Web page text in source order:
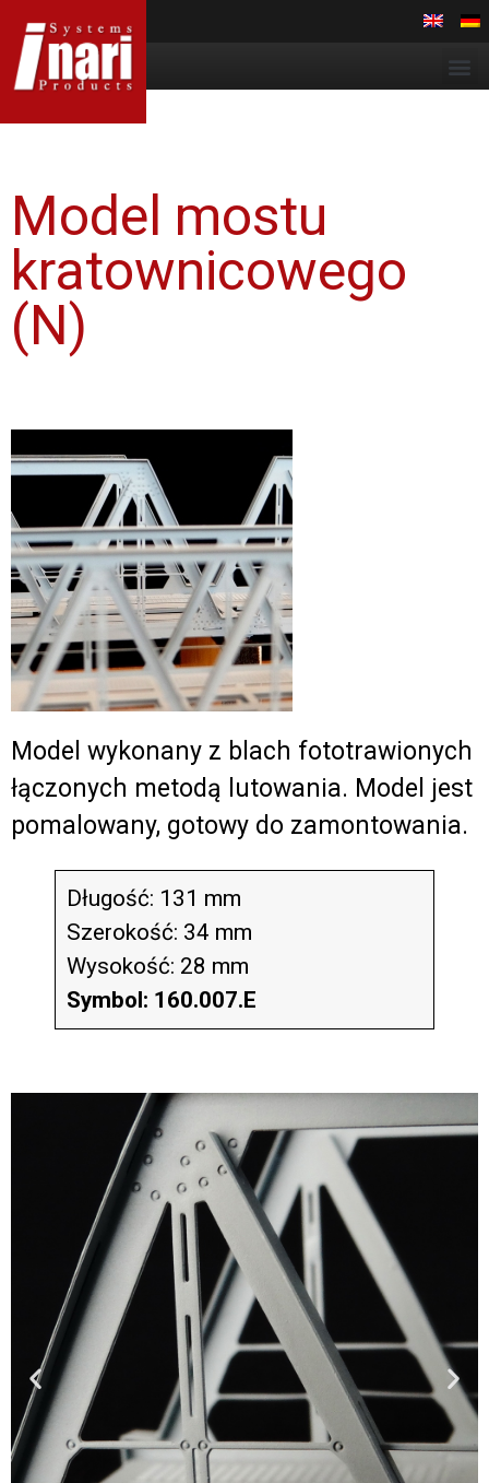
Model mostu
kratownicowego
(N)
Model wykonany z blach fototrawionych
łączonych metodą lutowania. Model jest
pomalowany, gotowy do zamontowania.
Długość: 131 mm
Szerokość: 34 mm
Wysokość: 28 mm
Symbol: 160.007.E